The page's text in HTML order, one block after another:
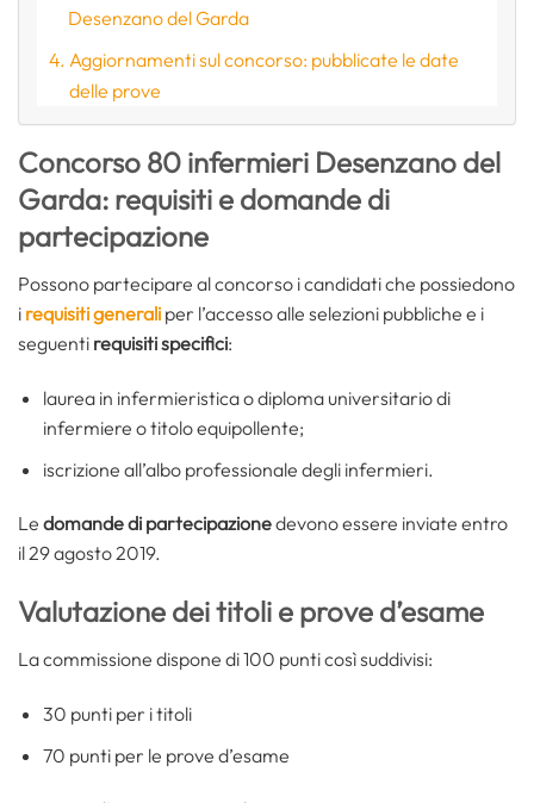
Desenzano del Garda
Aggiornamenti sul concorso: pubblicate le date
delle prove
Concorso 80 infermieri Desenzano del
Garda: requisiti e domande di
partecipazione
Possono partecipare al concorso i candidati che possiedono
i requisiti generali per l’accesso alle selezioni pubbliche e i
seguenti requisiti specifici:
laurea in infermieristica o diploma universitario di
infermiere o titolo equipollente;
iscrizione all’albo professionale degli infermieri.
Le domande di partecipazionedevono essere inviate entro
il 29 agosto 2019.
Valutazione dei titoli e prove d’esame
La commissione dispone di 100 punti così suddivisi:
30 punti per i titoli
70 punti per le prove d’esame